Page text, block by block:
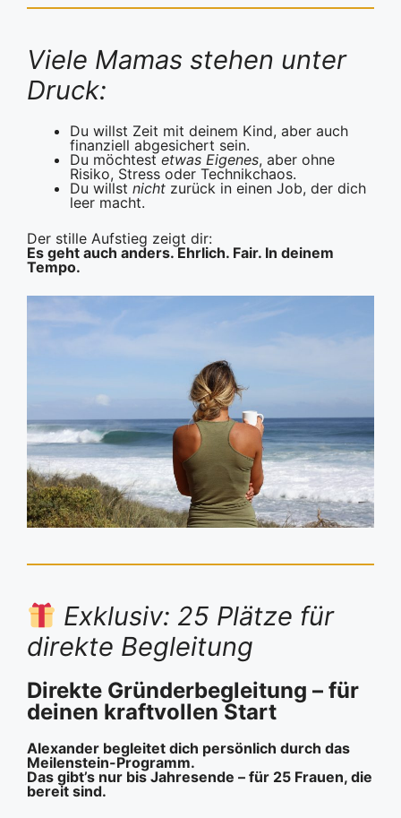
Viele Mamas stehen unter
Druck:
Du willst Zeit mit deinem Kind, aber auch
finanziell abgesichert sein.
Du möchtest etwas Eigenes, aber ohne
Risiko, Stress oder Technikchaos.
Du willst nicht zurück in einen Job, der dich
leer macht.
Der stille Aufstieg zeigt dir:
Es geht auch anders. Ehrlich. Fair. In deinem
Tempo.
Exklusiv: 25 Plätze für
direkte Begleitung
Direkte Gründerbegleitung – für
deinen kraftvollen Start
Alexander begleitet dich persönlich durch das
Meilenstein-Programm.
Das gibt’s nur bis Jahresende – für 25 Frauen, die
bereit sind.